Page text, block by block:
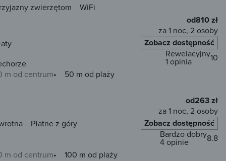
zwierzętom WiFi
od810 zł
za 1 noc, 2 osoby
Zobacz dostępność
m od centrum
50 m od plaży
10
Rewelacyjny
1 opinia
Płatne z góry
od263 zł
za 1 noc, 2 osoby
Zobacz dostępność
m od centrum 100 m od plaży
8.8
Bardzo dobry
4 opinie